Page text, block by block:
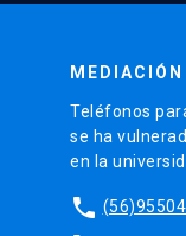
Teléfonos
se ha
en la
phone